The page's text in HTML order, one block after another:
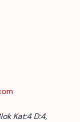
Kat:4 D:4,